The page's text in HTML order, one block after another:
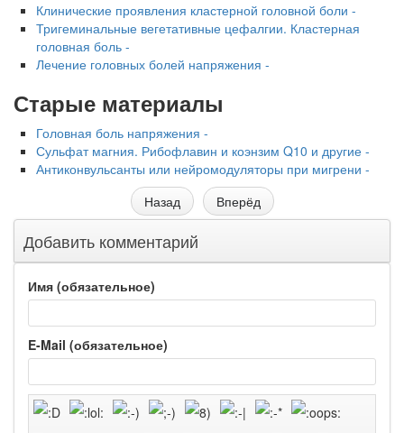
Клинические проявления кластерной головной боли -
Тригеминальные вегетативные цефалгии. Кластерная
головная боль -
Лечение головных болей напряжения -
Старые материалы
Головная боль напряжения -
Сульфат магния. Рибофлавин и коэнзим Q10 и другие -
Антиконвульсанты или нейромодуляторы при мигрени -
Назад
Вперёд
Добавить комментарий
Имя (обязательное)
E-Mail (обязательное)